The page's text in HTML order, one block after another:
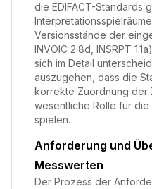
die EDIFACT-Standards
Versionsstände der
INVOIC 2.8d, INSRPT
sich im Detail
auszugehen, dass die
korrekte Zuordnung der
wesentliche Rolle für
spielen.
Anforderung und
Messwerten
Der Prozess der